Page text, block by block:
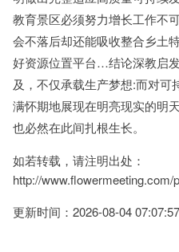
教育景区必须努力增长工作不
会不落后却还能吸收整合乡土
好资源位置平台…结论深教启
及，不仅承载生产梦想:而对可
满怀期地展现在明亮现实的明
也必然在此间扎根生长。
如若转载，请注明出处：
http://www.flowermeeting.com/
更新时间：2026-08-04 07:07:57